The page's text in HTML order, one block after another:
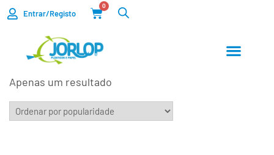
Entrar/Registo
0
Apenas um resultado